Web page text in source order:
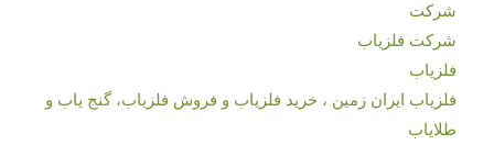
شرکت
شرکت فلزیاب
فلزیاب
فلزیاب ایران زمین ، خرید فلزیاب و فروش فلزیاب، گنج یاب و
طلایاب